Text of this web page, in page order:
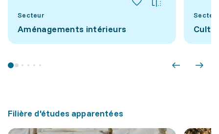
Secteur
Aménagements intérieurs
Filière d'études apparentées